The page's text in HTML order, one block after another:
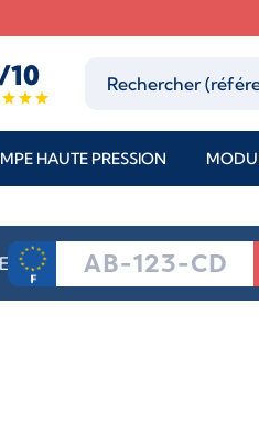
10
HAUTE PRESSION